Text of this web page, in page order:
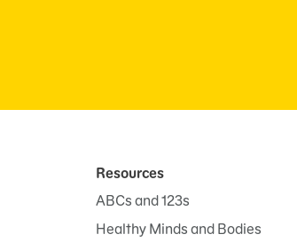
Resources
ABCs and 123s
Healthy Minds and Bodies